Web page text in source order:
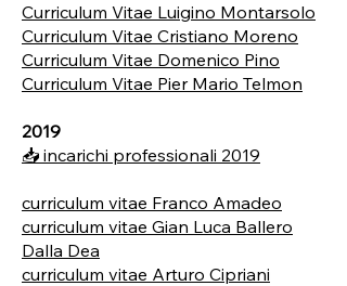
Curriculum Vitae Luigino Montarsolo
Curriculum Vitae Cristiano Moreno
Curriculum Vitae Domenico Pino
Curriculum Vitae Pier Mario Telmon
2019
📥 incarichi professionali 2019
curriculum vitae Franco Amadeo
curriculum vitae Gian Luca Ballero
Dalla Dea
curriculum vitae Arturo Cipriani